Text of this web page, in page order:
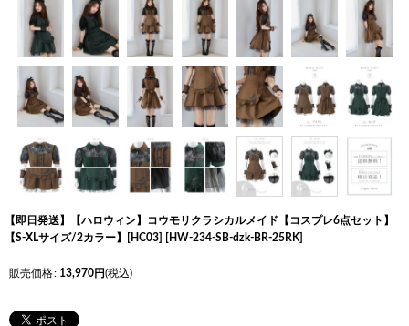
【即日発送】【ハロウィン】コウモリクラシカルメイド【コスプレ6点セット】
【S-XLサイズ/2カラー】[HC03]
HW-234-SB-dzk-BR-25RK
販売価格: 13,970円(税込)